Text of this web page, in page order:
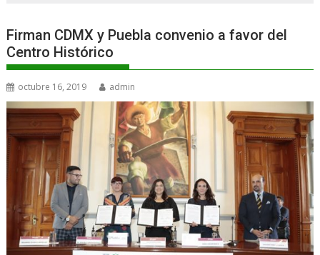
Firman CDMX y Puebla convenio a favor del
Centro Histórico
octubre 16, 2019 admin